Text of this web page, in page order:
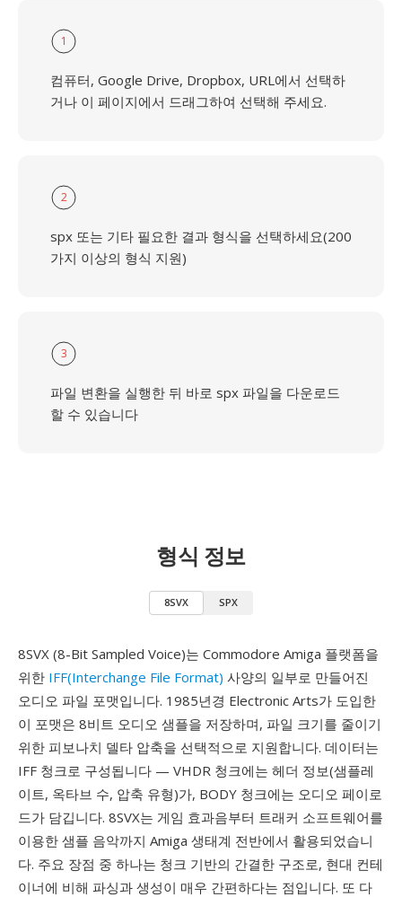
1
컴퓨터, Google Drive, Dropbox, URL에서 선택하
거나 이 페이지에서 드래그하여 선택해 주세요.
2
spx 또는 기타 필요한 결과 형식을 선택하세요(200
가지 이상의 형식 지원)
3
파일 변환을 실행한 뒤 바로 spx 파일을 다운로드
할 수 있습니다
형식 정보
8SVX SPX
8SVX (8-Bit Sampled Voice)는 Commodore Amiga 플랫폼을
위한 IFF(Interchange File Format) 사양의 일부로 만들어진
오디오 파일 포맷입니다. 1985년경 Electronic Arts가 도입한
이 포맷은 8비트 오디오 샘플을 저장하며, 파일 크기를 줄이기
위한 피보나치 델타 압축을 선택적으로 지원합니다. 데이터는
IFF 청크로 구성됩니다 — VHDR 청크에는 헤더 정보(샘플레
이트, 옥타브 수, 압축 유형)가, BODY 청크에는 오디오 페이로
드가 담깁니다. 8SVX는 게임 효과음부터 트래커 소프트웨어를
이용한 샘플 음악까지 Amiga 생태계 전반에서 활용되었습니
다. 주요 장점 중 하나는 청크 기반의 간결한 구조로, 현대 컨테
이너에 비해 파싱과 생성이 매우 간편하다는 점입니다. 또 다